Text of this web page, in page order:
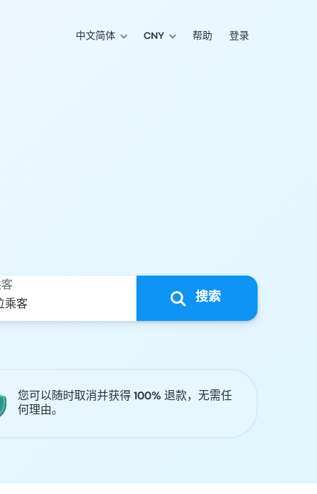
中文简体 CNY 帮助 登录
搜索
您可以随时取消并获得 100% 退款，无需任
何理由。